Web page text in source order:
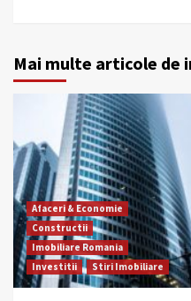
Mai multe articole de
Afaceri & Economie
Constructii
Imobiliare Romania
Investitii
Stiri Imobiliare